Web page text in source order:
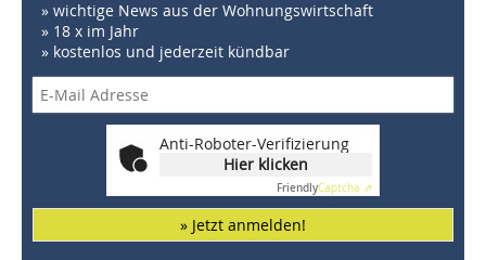
» wichtige News aus der Wohnungswirtschaft
» 18 x im Jahr
» kostenlos und jederzeit kündbar
Anti-Roboter-Verifizierung
Hier klicken
FriendlyCaptcha ⇗
» Jetzt anmelden!